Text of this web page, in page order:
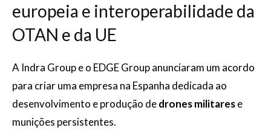
europeia e interoperabilidade da
OTAN e da UE
A Indra Group e o EDGE Group anunciaram um acordo
para criar uma empresa na Espanha dedicada ao
desenvolvimento e produção dedrones militarese
munições persistentes.